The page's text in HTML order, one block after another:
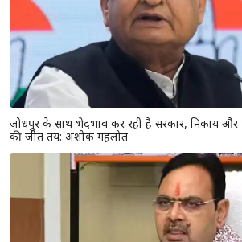
जोधपुर के साथ भेदभाव कर रही है सरकार, निकाय और
की जीत तय: अशोक गहलोत